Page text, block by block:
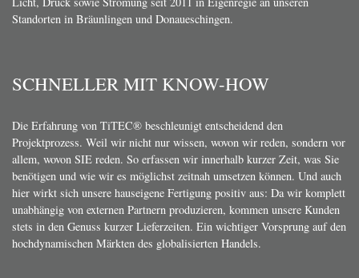
Standorten in Bräunlingen und Donaueschingen.
SCHNELLER MIT KNOW-HOW
Die Erfahrung von TiTEC® beschleunigt entscheidend den
Projektprozess. Weil wir nicht nur wissen, wovon wir reden, sondern vor
allem, wovon SIE reden. So erfassen wir innerhalb kurzer Zeit, was Sie
benötigen und wie wir es möglichst zeitnah umsetzen können. Und auch
hier wirkt sich unsere hauseigene Fertigung positiv aus: Da wir komplett
unabhängig von externen Partnern produzieren, kommen unsere Kunden
stets in den Genuss kurzer Lieferzeiten. Ein wichtiger Vorsprung auf den
hochdynamischen Märkten des globalisierten Handels.